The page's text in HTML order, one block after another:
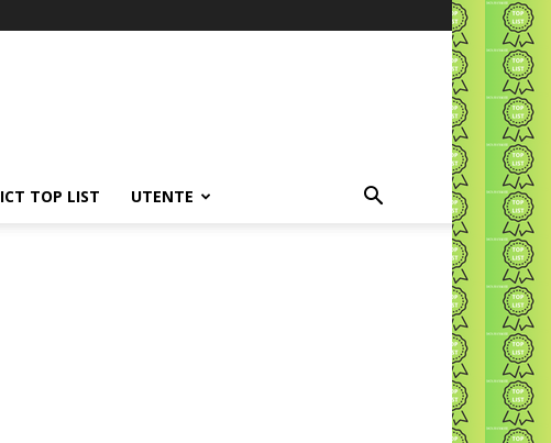
ICT TOP LIST UTENTE